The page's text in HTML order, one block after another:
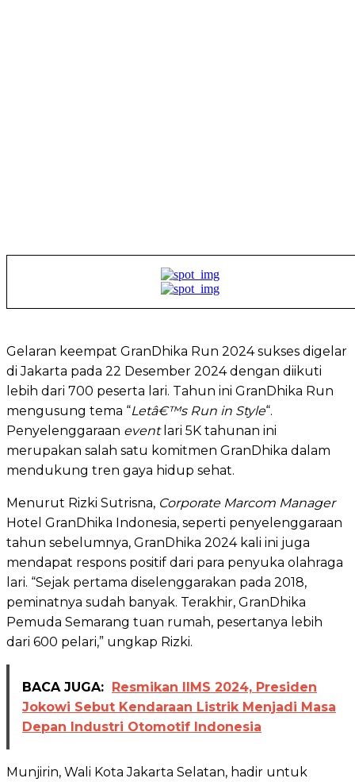
Gelaran keempat GranDhika Run 2024 sukses digelar
di Jakarta pada 22 Desember 2024 dengan diikuti
lebih dari 700 peserta lari. Tahun ini GranDhika Run
mengusung tema “Letâ€™s Run in Style“.
Penyelenggaraan eventlari 5K tahunan ini
merupakan salah satu komitmen GranDhika dalam
mendukung tren gaya hidup sehat.
Menurut Rizki Sutrisna, Corporate Marcom Manager
Hotel GranDhika Indonesia, seperti penyelenggaraan
tahun sebelumnya, GranDhika 2024 kali ini juga
mendapat respons positif dari para penyuka olahraga
lari. “Sejak pertama diselenggarakan pada 2018,
peminatnya sudah banyak. Terakhir, GranDhika
Pemuda Semarang tuan rumah, pesertanya lebih
dari 600 pelari,” ungkap Rizki.
BACA JUGA: Resmikan IIMS 2024, Presiden
Jokowi Sebut Kendaraan Listrik Menjadi Masa
Depan Industri Otomotif Indonesia
Munjirin, Wali Kota Jakarta Selatan, hadir untuk